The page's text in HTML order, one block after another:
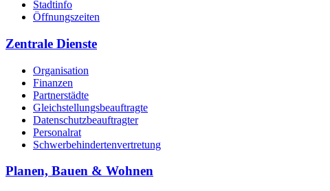
Stadtinfo
Öffnungszeiten
Zentrale Dienste
Organisation
Finanzen
Partnerstädte
Gleichstellungsbeauftragte
Datenschutzbeauftragter
Personalrat
Schwerbehinderten­vertretung
Planen, Bauen & Wohnen